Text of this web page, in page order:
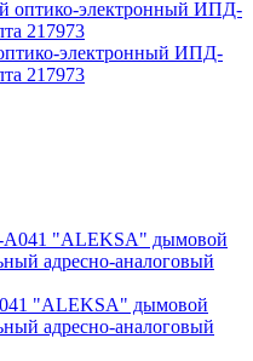
электронный ИПД-
217973
"ALEKSA" дымовой
адресно-аналоговый